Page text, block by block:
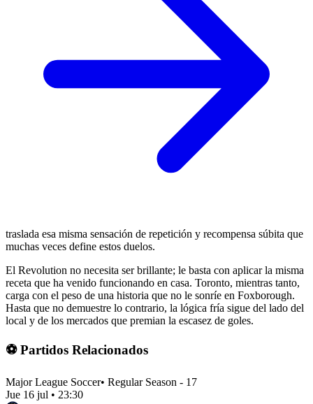
traslada esa misma sensación de repetición y recompensa súbita que
muchas veces define estos duelos.
El Revolution no necesita ser brillante; le basta con aplicar la misma
receta que ha venido funcionando en casa. Toronto, mientras tanto,
carga con el peso de una historia que no le sonríe en Foxborough.
Hasta que no demuestre lo contrario, la lógica fría sigue del lado del
local y de los mercados que premian la escasez de goles.
⚽ Partidos Relacionados
Major League Soccer• Regular Season - 17
Jue 16 jul • 23:30